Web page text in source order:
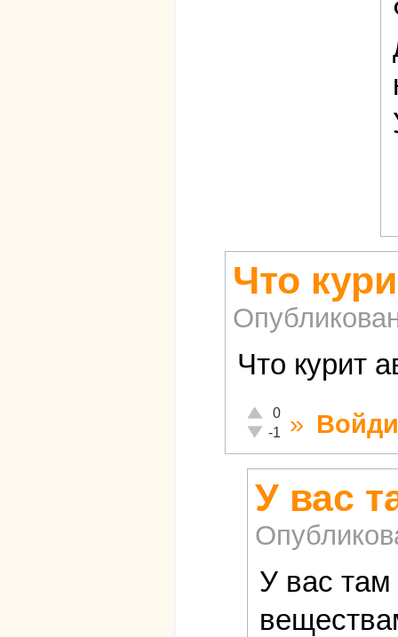
Что
Что курит
Отлично!
0
Неадекватно!
-1 »
У вас
У вас